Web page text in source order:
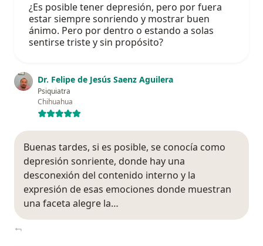
¿Es posible tener depresión, pero por fuera
estar siempre sonriendo y mostrar buen
ánimo. Pero por dentro o estando a solas
sentirse triste y sin propósito?
Dr. Felipe de Jesús Saenz Aguilera
Psiquiatra
Chihuahua
Buenas tardes, si es posible, se conocía como
depresión sonriente, donde hay una
desconexión del contenido interno y la
expresión de esas emociones donde muestran
una faceta alegre la…